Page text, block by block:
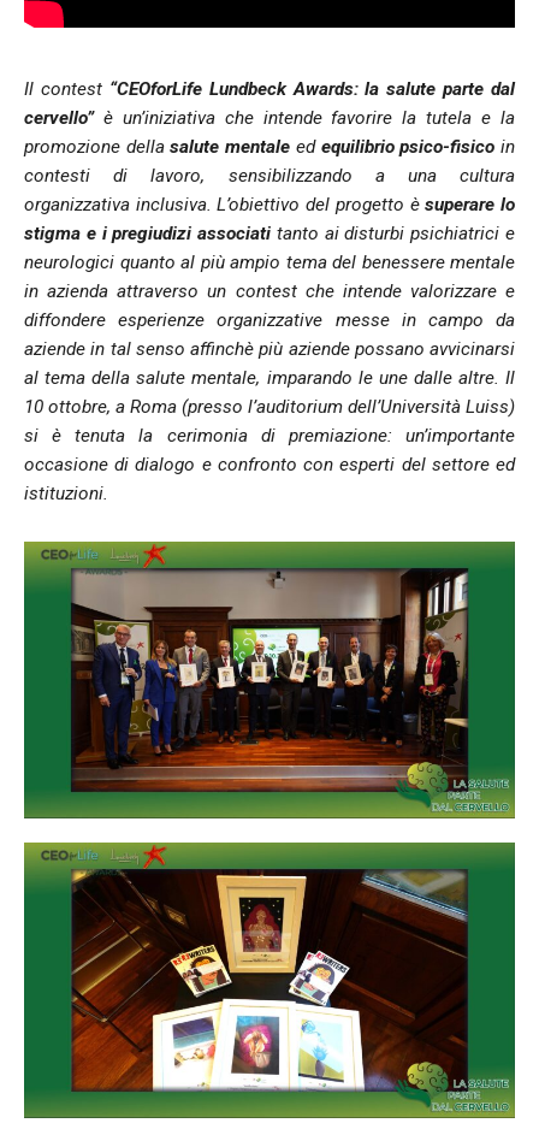
Il contest “CEOforLife Lundbeck Awards: la salute parte dal
cervello”è un’iniziativa che intende favorire la tutela e la
promozione dellasalute mentale ed equilibrio psico-fisico in
contesti di lavoro, sensibilizzando a una cultura
organizzativa inclusiva. L’obiettivo del progetto èsuperare lo
stigma e i pregiudizi associati tanto ai disturbi psichiatrici e
neurologici quanto al più ampio tema del benessere mentale
in azienda attraverso un contest che intende valorizzare e
diffondere esperienze organizzative messe in campo da
aziende in tal senso affinchè più aziende possano avvicinarsi
al tema della salute mentale, imparando le une dalle altre. Il
10 ottobre, a Roma (presso l’auditorium dell’Università Luiss)
si è tenuta la cerimonia di premiazione: un’importante
occasione di dialogo e confronto con esperti del settore ed
istituzioni.